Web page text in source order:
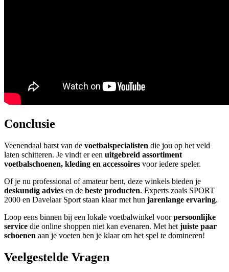
Conclusie
Veenendaal barst van de voetbalspecialisten die jou op het veld
laten schitteren. Je vindt er een uitgebreid assortiment
voetbalschoenen, kleding en accessoires voor iedere speler.
Of je nu professional of amateur bent, deze winkels bieden je
deskundig advies en de beste producten. Experts zoals SPORT
2000 en Davelaar Sport staan klaar met hun jarenlange ervaring.
Loop eens binnen bij een lokale voetbalwinkel voorpersoonlijke
service die online shoppen niet kan evenaren. Met het juiste paar
schoenen aan je voeten ben je klaar om het spel te domineren!
Veelgestelde Vragen